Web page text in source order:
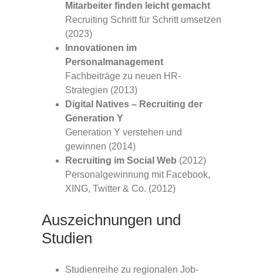
Mitarbeiter finden leicht gemacht
Recruiting Schritt für Schritt umsetzen
(2023)
Innovationen im
Personalmanagement
Fachbeiträge zu neuen HR-
Strategien (2013)
Digital Natives – Recruiting der
Generation Y
Generation Y verstehen und
gewinnen (2014)
Recruiting im Social Web (2012)
Personalgewinnung mit Facebook,
XING, Twitter & Co. (2012)
Auszeichnungen und
Studien
Studienreihe zu regionalen Job-